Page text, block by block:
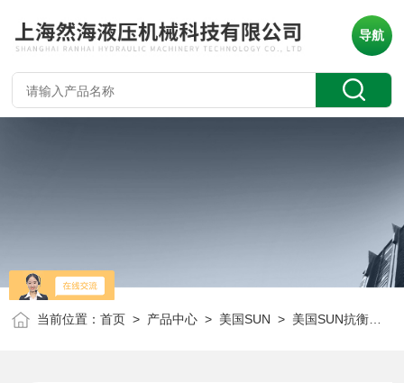
导航
当前位置：首页 > 产品中心 > 美国SUN > 美国SUN抗衡阀